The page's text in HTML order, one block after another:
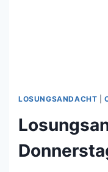
LOSUNGSANDACHT |